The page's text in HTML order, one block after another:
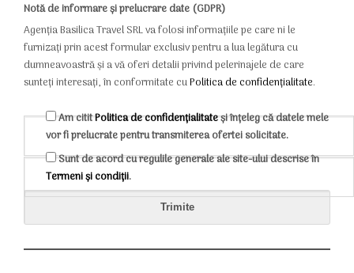
Notă de informare și prelucrare date (GDPR)
Agenția Basilica Travel SRL va folosi informațiile pe care ni le
furnizați prin acest formular exclusiv pentru a lua legătura cu
dumneavoastră și a vă oferi detalii privind pelerinajele de care
sunteți interesați, în conformitate cuPolitica de confidențialitate.
Am cititPolitica de confidențialitateși înțeleg că datele mele
vor fi prelucrate pentru transmiterea ofertei solicitate.
Sunt de acord cu regulile generale ale site-ului descrise în
Termeni și condiții.